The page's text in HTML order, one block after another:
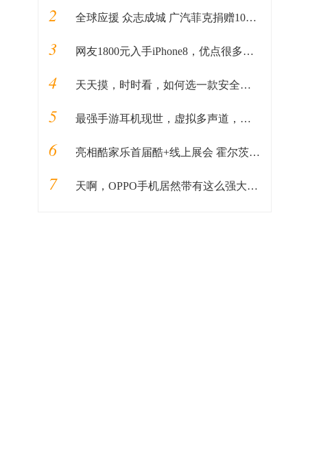
2 全球应援 众志成城 广汽菲克捐赠100万元物资助力抗“疫”
3 网友1800元入手iPhone8，优点很多，缺点也很明显
4 天天摸，时时看，如何选一款安全又耐用的手机保护套？
5 最强手游耳机现世，虚拟多声道，顶级 HIFI厂商背书，你喜欢吗
6 亮相酷家乐首届酷+线上展会 霍尔茨9大户型邀您抢鲜看！
7 天啊，OPPO手机居然带有这么强大的录音转换功能！你不会不知道吧